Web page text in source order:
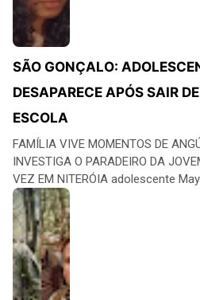
SÃO GONÇALO:
DESAPARECE APÓS SAIR
ESCOLA
FAMÍLIA VIVE MOMENTOS DE
INVESTIGA O PARADEIRO DA
VEZ EM NITERÓIA adolescente